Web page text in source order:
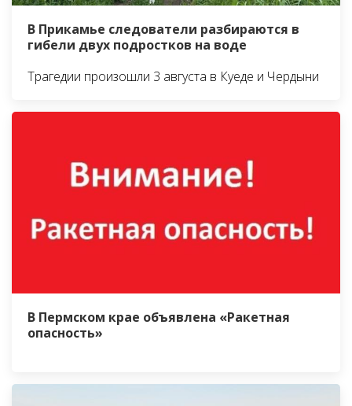
В Прикамье следователи разбираются в
гибели двух подростков на воде
Трагедии произошли 3 августа в Куеде и Чердыни
В Пермском крае объявлена «Ракетная
опасность»